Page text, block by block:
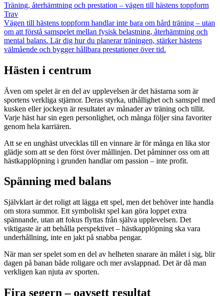
Träning, återhämtning och prestation – vägen till hästens toppform
Trav
Vägen till hästens toppform handlar inte bara om hård träning – utan
om att förstå samspelet mellan fysisk belastning, återhämtning och
mental balans. Lär dig hur du planerar träningen, stärker hästens
välmående och bygger hållbara prestationer över tid.
Hästen i centrum
Även om spelet är en del av upplevelsen är det hästarna som är
sportens verkliga stjärnor. Deras styrka, uthållighet och samspel med
kusken eller jockeyn är resultatet av månader av träning och tillit.
Varje häst har sin egen personlighet, och många följer sina favoriter
genom hela karriären.
Att se en unghäst utvecklas till en vinnare är för många en lika stor
glädje som att se den först över mållinjen. Det påminner oss om att
hästkapplöpning i grunden handlar om passion – inte profit.
Spänning med balans
Självklart är det roligt att lägga ett spel, men det behöver inte handla
om stora summor. Ett symboliskt spel kan göra loppet extra
spännande, utan att fokus flyttas från själva upplevelsen. Det
viktigaste är att behålla perspektivet – hästkapplöpning ska vara
underhållning, inte en jakt på snabba pengar.
När man ser spelet som en del av helheten snarare än målet i sig, blir
dagen på banan både roligare och mer avslappnad. Det är då man
verkligen kan njuta av sporten.
Fira segern – oavsett resultat